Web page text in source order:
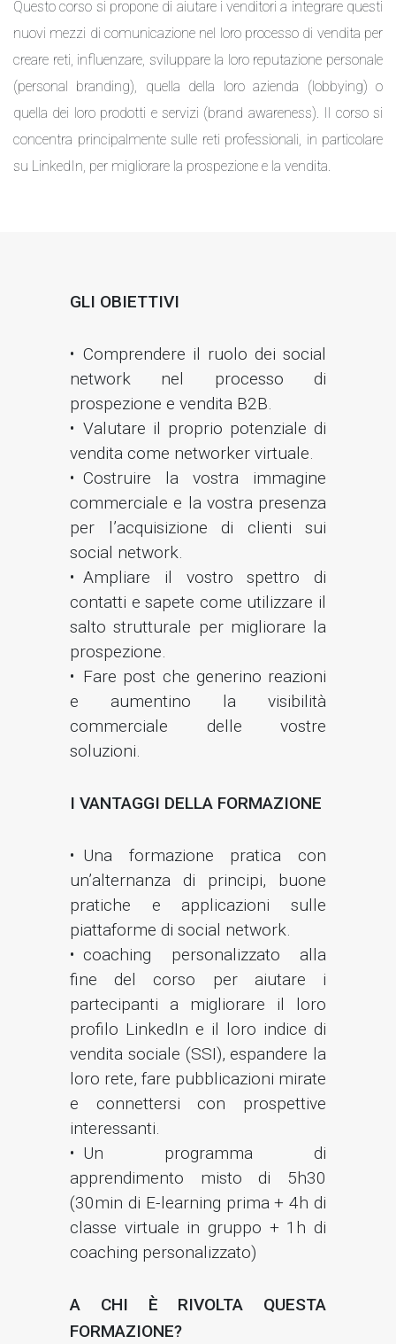
Questo corso si propone di aiutare i venditori a integrare questi
nuovi mezzi di comunicazione nel loro processo di vendita per
creare reti, influenzare, sviluppare la loro reputazione personale
(personal branding), quella della loro azienda (lobbying) o
quella dei loro prodotti e servizi (brand awareness). Il corso si
concentra principalmente sulle reti professionali, in particolare
su LinkedIn, per migliorare la prospezione e la vendita.
GLI OBIETTIVI
Comprendere il ruolo dei social
network nel processo di
prospezione e vendita B2B.
Valutare il proprio potenziale di
vendita come networker virtuale.
Costruire la vostra immagine
commerciale e la vostra presenza
per l’acquisizione di clienti sui
social network.
Ampliare il vostro spettro di
contatti e sapete come utilizzare il
salto strutturale per migliorare la
prospezione.
Fare post che generino reazioni
e aumentino la visibilità
commerciale delle vostre
soluzioni.
I VANTAGGI DELLA FORMAZIONE
Una formazione pratica con
un’alternanza di principi, buone
pratiche e applicazioni sulle
piattaforme di social network.
coaching personalizzato alla
fine del corso per aiutare i
partecipanti a migliorare il loro
profilo LinkedIn e il loro indice di
vendita sociale (SSI), espandere la
loro rete, fare pubblicazioni mirate
e connettersi con prospettive
interessanti.
Un programma di
apprendimento misto di 5h30
(30min di E-learning prima + 4h di
classe virtuale in gruppo + 1h di
coaching personalizzato)
A CHI È RIVOLTA QUESTA
FORMAZIONE?